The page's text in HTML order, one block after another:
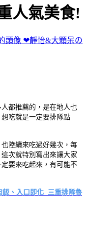
人氣美食!
❤靜怡&大顆呆の
都推薦的，是在地人也
吃就是一定要排隊點
也陸續來吃過好幾次，每
次就特別寫出來讓大家
定要來吃起來，有可能不
、入口即化 三重排隊魯